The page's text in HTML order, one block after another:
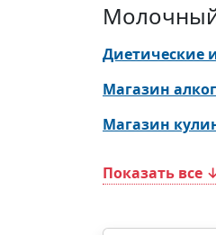
Диетические
Магазин
Магазин
Показать все
Улицы Минска
Производственный
Документы для ЗАГСа
Пробки на дорогах